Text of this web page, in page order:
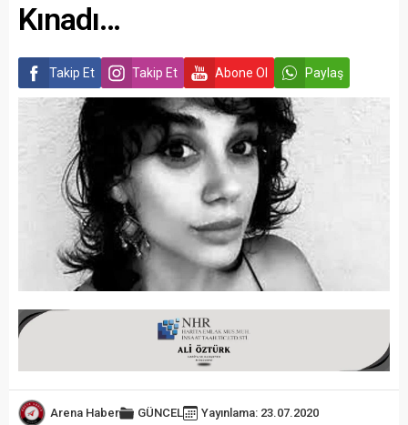
Kınadı…
Takip Et Takip Et Abone Ol Paylaş
Arena Haber GÜNCEL Yayınlama: 23.07.2020